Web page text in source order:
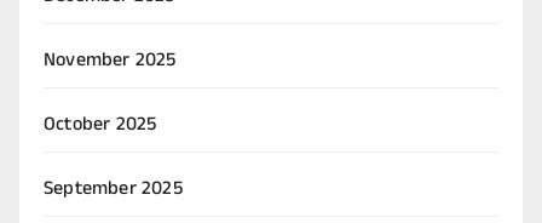
November 2025
October 2025
September 2025